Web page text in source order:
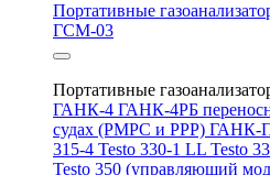
Портативные
ГСМ-03
Портативные
ГАНК-4 ГАНК-4РБ
судах (РМРС и РРР) ГАНК-
315-4 Testo 330-1 LL Testo
Testo 350 (управляющий